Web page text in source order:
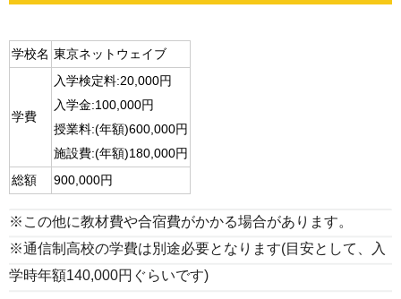
学校名 東京ネットウェイブ
学費
入学検定料:20,000円
入学金:100,000円
授業料:(年額)600,000円
施設費:(年額)180,000円
総額
900,000円
※この他に教材費や合宿費がかかる場合があります。
※通信制高校の学費は別途必要となります(目安として、入
学時年額140,000円ぐらいです)